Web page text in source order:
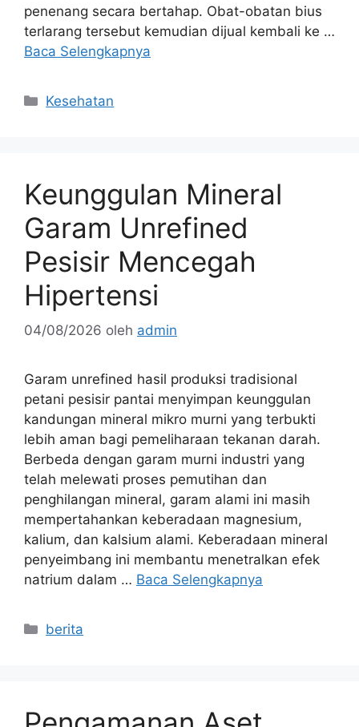
penenang secara bertahap. Obat-obatan bius
terlarang tersebut kemudian dijual kembali ke …
Baca Selengkapnya
Kategori
Kesehatan
Keunggulan Mineral
Garam Unrefined
Pesisir Mencegah
Hipertensi
04/08/2026 oleh admin
Garam unrefined hasil produksi tradisional
petani pesisir pantai menyimpan keunggulan
kandungan mineral mikro murni yang terbukti
lebih aman bagi pemeliharaan tekanan darah.
Berbeda dengan garam murni industri yang
telah melewati proses pemutihan dan
penghilangan mineral, garam alami ini masih
mempertahankan keberadaan magnesium,
kalium, dan kalsium alami. Keberadaan mineral
penyeimbang ini membantu menetralkan efek
natrium dalam … Baca Selengkapnya
Kategori
berita